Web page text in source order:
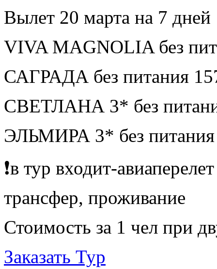
Вылет 20 марта на 7 дней
VIVA MAGNOLIA без
САГРАДА без питания
СВЕТЛАНА 3* без
ЭЛЬМИРА 3* без питания
❗️в тур входит-
трансфер, проживание
Стоимость за 1 чел при
Заказать Тур